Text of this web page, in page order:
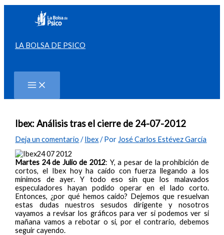
contenido
LA BOLSA DE PSICO
Ibex: Análisis tras el cierre de 24-07-2012
Deja un comentario /Ibex/ Por José Carlos Estévez García
Martes 24 de Julio de 2012: Y, a pesar de la prohibición de
cortos, el Ibex hoy ha caído con fuerza llegando a los
mínimos de ayer. Y todo eso sin que los malavados
especuladores hayan podido operar en el lado corto.
Entonces, ¿por qué hemos caído? Dejemos que resuelvan
estas dudas nuestros sesudos dirigente y nosotros
vayamos a revisar los gráficos para ver si podemos ver si
mañana vamos a rebotar o si, por el contrario, debemos
seguir cayendo.